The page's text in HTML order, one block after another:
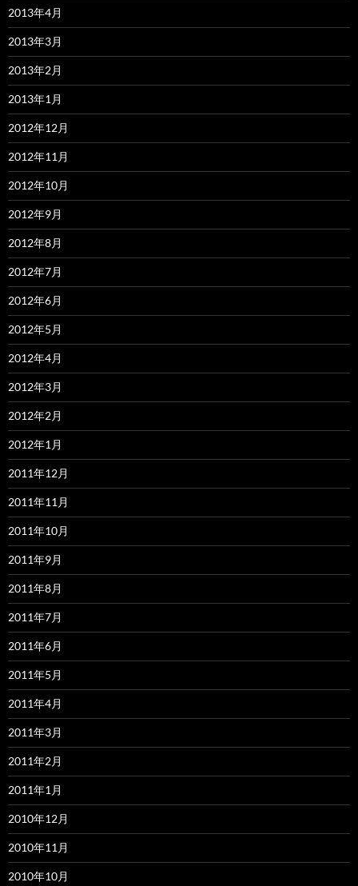
2013年4月
2013年3月
2013年2月
2013年1月
2012年12月
2012年11月
2012年10月
2012年9月
2012年8月
2012年7月
2012年6月
2012年5月
2012年4月
2012年3月
2012年2月
2012年1月
2011年12月
2011年11月
2011年10月
2011年9月
2011年8月
2011年7月
2011年6月
2011年5月
2011年4月
2011年3月
2011年2月
2011年1月
2010年12月
2010年11月
2010年10月